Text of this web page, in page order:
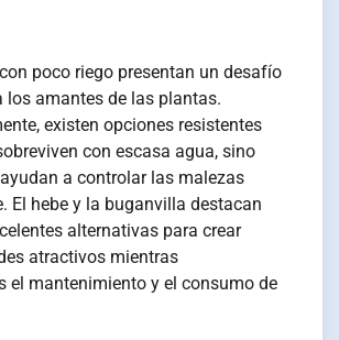
poco riego presentan un desafío
los amantes de las plantas.
existen opciones resistentes
con escasa agua, sino
a controlar las malezas
El hebe y la buganvilla destacan
alternativas para crear
atractivos mientras
el mantenimiento y el consumo de